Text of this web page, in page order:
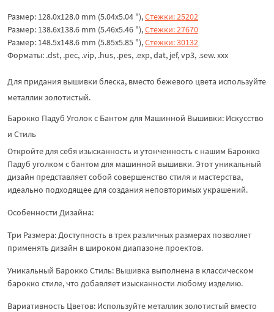
Размер: 128.0x128.0 mm (5.04x5.04 "),Стежки: 25202
Размер: 138.6x138.6 mm (5.46x5.46 "),Стежки: 27670
Размер: 148.5x148.6 mm (5.85x5.85 "),Стежки: 30132
Форматы: .dst, .pec, .vip, .hus, .pes, .exp, dat, jef, vp3, .sew. ххх
Для придания вышивки блеска, вместо бежевого цвета используйте
металлик золотистый.
Барокко Падуб Уголок с Бантом для Машинной Вышивки: Искусство
и Стиль
Откройте для себя изысканность и утонченность с нашим Барокко
Падуб уголком с бантом для машинной вышивки. Этот уникальный
дизайн представляет собой совершенство стиля и мастерства,
идеально подходящее для создания неповторимых украшений.
Особенности Дизайна:
Три Размера: Доступность в трех различных размерах позволяет
применять дизайн в широком диапазоне проектов.
Уникальный Барокко Стиль: Вышивка выполнена в классическом
барокко стиле, что добавляет изысканности любому изделию.
Вариативность Цветов: Используйте металлик золотистый вместо